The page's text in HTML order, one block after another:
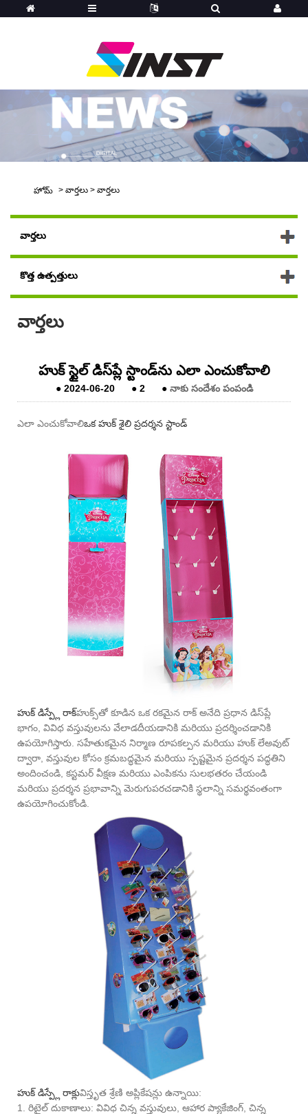
హోమ్ > వార్తలు > వార్తలు
వార్తలు
కొత్త ఉత్పత్తులు
వార్తలు
హుక్ స్టైల్ డిస్‌ప్లే స్టాండ్‌ను ఎలా ఎంచుకోవాలి
● 2024-06-20 ● 2 ● నాకు సందేశం పంపండి
ఎలా ఎంచుకోవాలిఒక హుక్ శైలి ప్రదర్శన స్టాండ్
హుక్ డిస్ప్లే రాక్హుక్స్‌తో కూడిన ఒక రకమైన రాక్ అనేది ప్రధాన డిస్‌ప్లే
భాగం, వివిధ వస్తువులను వేలాడదీయడానికి మరియు ప్రదర్శించడానికి
ఉపయోగిస్తారు. సహేతుకమైన నిర్మాణ రూపకల్పన మరియు హుక్ లేఅవుట్
ద్వారా, వస్తువుల కోసం క్రమబద్ధమైన మరియు స్పష్టమైన ప్రదర్శన పద్ధతిని
అందించండి, కస్టమర్ వీక్షణ మరియు ఎంపికను సులభతరం చేయండి
మరియు ప్రదర్శన ప్రభావాన్ని మెరుగుపరచడానికి స్థలాన్ని సమర్థవంతంగా
ఉపయోగించుకోండి.
హుక్ డిస్ప్లే రాక్లువిస్తృత శ్రేణి అప్లికేషన్లు ఉన్నాయి:
1. రిటైల్ దుకాణాలు: వివిధ చిన్న వస్తువులు, ఆహార ప్యాకేజింగ్, చిన్న